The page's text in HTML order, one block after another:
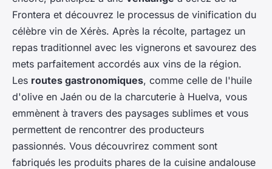
Frontera et découvrez le processus de vinification du
célèbre vin de Xérès. Après la récolte, partagez un
repas traditionnel avec les vignerons et savourez des
mets parfaitement accordés aux vins de la région.
Les routes gastronomiques, comme celle de l'huile
d'olive en Jaén ou de la charcuterie à Huelva, vous
emmènent à travers des paysages sublimes et vous
permettent de rencontrer des producteurs
passionnés. Vous découvrirez comment sont
fabriqués les produits phares de la cuisine andalouse